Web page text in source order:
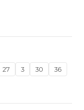
27 3 30
36